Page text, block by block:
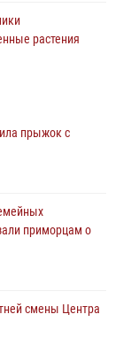
растения
– Главном
прыжок с
приморцам о
смены Центра